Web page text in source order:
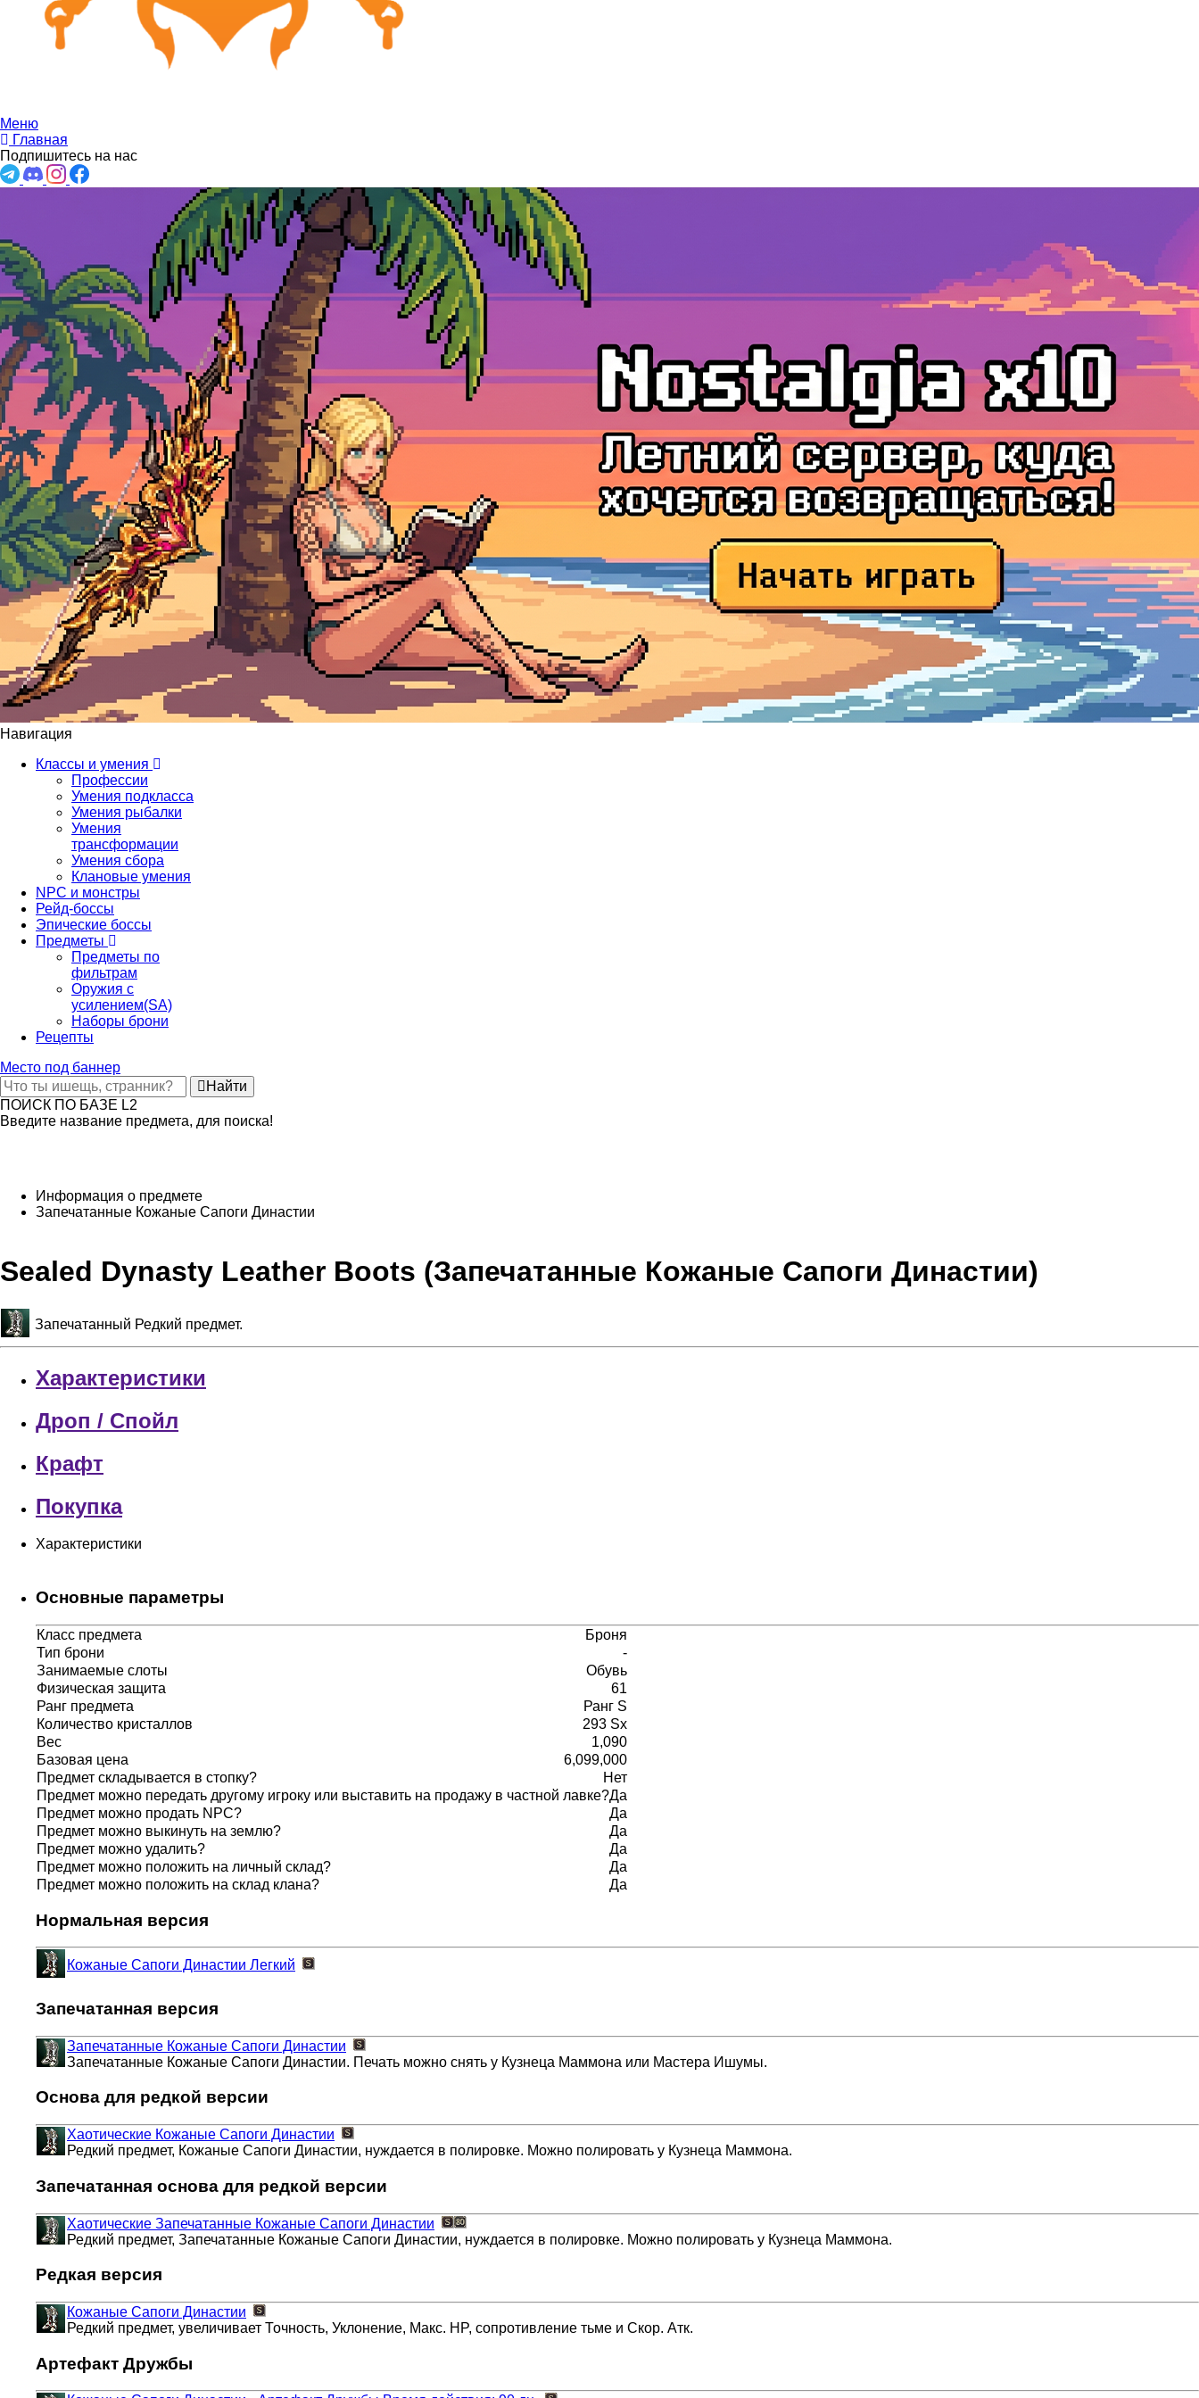
Меню
Главная
Подпишитесь на нас
Навигация
Классы и умения
Профессии
Умения подкласса
Умения рыбалки
Умения
трансформации
Умения сбора
Клановые умения
NPC и монстры
Рейд-боссы
Эпические боссы
Предметы
Предметы по
фильтрам
Оружия с
усилением(SA)
Наборы брони
Рецепты
Место под баннер
Найти
ПОИСК ПО БАЗЕ L2
Введите название предмета, для поиска!
Информация о предмете
Запечатанные Кожаные Сапоги Династии
Sealed Dynasty Leather Boots (Запечатанные Кожаные Сапоги Династии)
Запечатанный Редкий предмет.
Характеристики
Дроп / Спойл
Крафт
Покупка
Характеристики
Основные параметры
Класс предмета
Броня
Тип брони
-
Занимаемые слоты
Обувь
Физическая защита
61
Ранг предмета
Ранг S
Количество кристаллов
293 Sx
Вес
1,090
Базовая цена
6,099,000
Предмет складывается в стопку?
Нет
Предмет можно передать другому игроку или выставить на продажу в частной лавке?Да
Предмет можно продать NPC?
Да
Предмет можно выкинуть на землю?
Да
Предмет можно удалить?
Да
Предмет можно положить на личный склад?
Да
Предмет можно положить на склад клана?
Да
Нормальная версия
Кожаные Сапоги Династии Легкий
Запечатанная версия
Запечатанные Кожаные Сапоги Династии
Запечатанные Кожаные Сапоги Династии. Печать можно снять у Кузнеца Маммона или Мастера Ишумы.
Основа для редкой версии
Хаотические Кожаные Сапоги Династии
Редкий предмет, Кожаные Сапоги Династии, нуждается в полировке. Можно полировать у Кузнеца Маммона.
Запечатанная основа для редкой версии
Хаотические Запечатанные Кожаные Сапоги Династии
Редкий предмет, Запечатанные Кожаные Сапоги Династии, нуждается в полировке. Можно полировать у Кузнеца Маммона.
Редкая версия
Кожаные Сапоги Династии
Редкий предмет, увеличивает Точность, Уклонение, Макс. HP, сопротивление тьме и Скор. Атк.
Артефакт Дружбы